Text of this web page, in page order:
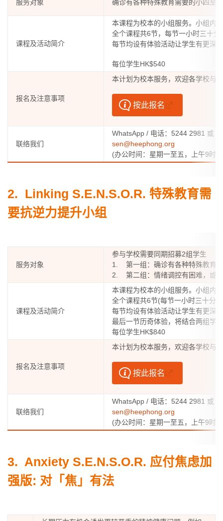
服务对象 确诊有各种特殊教育需要的小四至
课程及活动简介
本课程为校本的小组服务。小组内
全个课程共6节，每节一小时三十分
每节均设有体验活动让学生有更深
每位学生HK$540
报名及注意事项
本计划为校本服务，欢迎各学校与
按此报名
联络我们
WhatsApp / 电话：5244 2981 或
sen@heephong.org
(办公时间：星期一至五，上午9时
2. Linking S.E.N.S.O.R. 特殊教育需
要抗逆力提升小组
服务对象
参与学校需要同期招募2组学生
1. 第一组：确诊有各种特殊教育
2. 第二组：情绪调控有困难，或
课程及活动简介
本课程为校本的小组服务。小组内
全个课程共6节(每节一小时三十分
每节均设有体验活动让学生有更深
最后一节历奇体验，将结合两组学
每位学生HK$840
报名及注意事项
本计划为校本服务，欢迎各学校与
按此报名
联络我们
WhatsApp / 电话：5244 2981 或
sen@heephong.org
(办公时间：星期一至五，上午9时
3. Anxiety S.E.N.S.O.R. 应付焦虑加
强版: 对「焦」有法